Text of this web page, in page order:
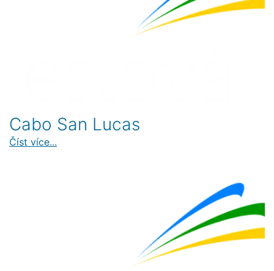
Cabo San Lucas
Číst více...